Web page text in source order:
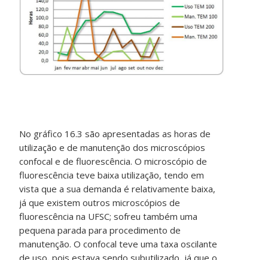
No gráfico 16.3 são apresentadas as horas de
utilização e de manutenção dos microscópios
confocal e de fluorescência. O microscópio de
fluorescência teve baixa utilização, tendo em
vista que a sua demanda é relativamente baixa,
já que existem outros microscópios de
fluorescência na UFSC; sofreu também uma
pequena parada para procedimento de
manutenção. O confocal teve uma taxa oscilante